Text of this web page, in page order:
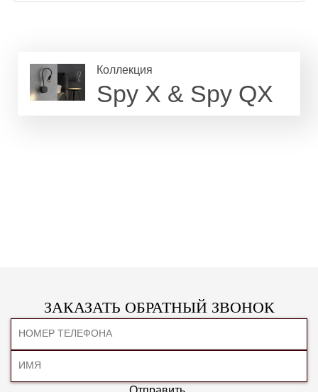
Коллекция
Spy X & Spy QX
ЗАКАЗАТЬ ОБРАТНЫЙ ЗВОНОК